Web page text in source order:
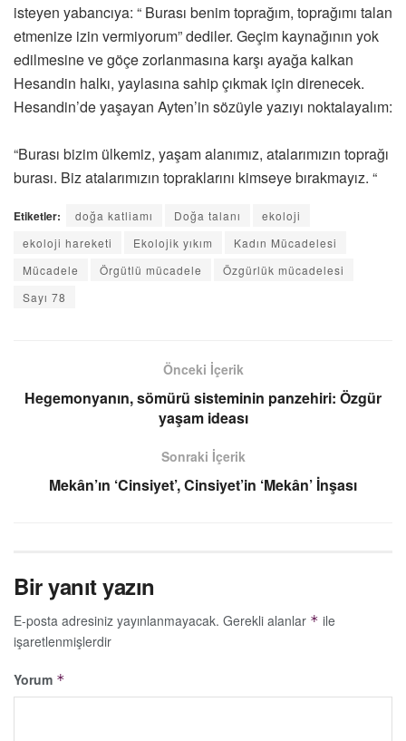
isteyen yabancıya: “ Burası benim toprağım, toprağımı talan
etmenize izin vermiyorum” dediler. Geçim kaynağının yok
edilmesine ve göçe zorlanmasına karşı ayağa kalkan
Hesandin halkı, yaylasına sahip çıkmak için direnecek.
Hesandin’de yaşayan Ayten’in sözüyle yazıyı noktalayalım:
“Burası bizim ülkemiz, yaşam alanımız, atalarımızın toprağı
burası. Biz atalarımızın topraklarını kimseye bırakmayız. “
Etiketler: doğa katliamı Doğa talanı
ekoloji
ekoloji hareketi
Ekolojik yıkım
Kadın Mücadelesi
Mücadele
Örgütlü mücadele
Özgürlük mücadelesi
Sayı 78
Önceki İçerik
Hegemonyanın, sömürü sisteminin panzehiri: Özgür
yaşam ideası
Sonraki İçerik
Mekân’ın ‘Cinsiyet’, Cinsiyet’in ‘Mekân’ İnşası
Bir yanıt yazın
E-posta adresiniz yayınlanmayacak. Gerekli alanlar * ile
işaretlenmişlerdir
Yorum *